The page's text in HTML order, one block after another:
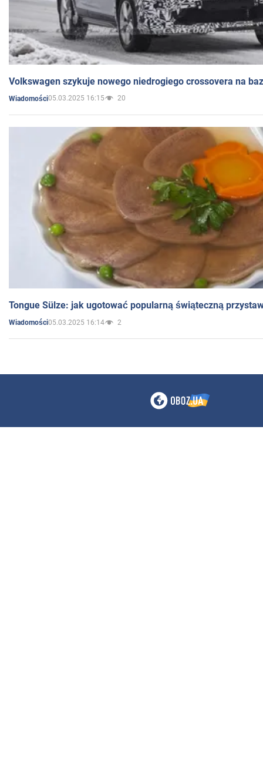
Volkswagen szykuje nowego niedrogiego crossovera na
Wiadomości05.03.2025 16:15 20
Tongue Sülze: jak ugotować popularną świąteczną
Wiadomości05.03.2025 16:14 2